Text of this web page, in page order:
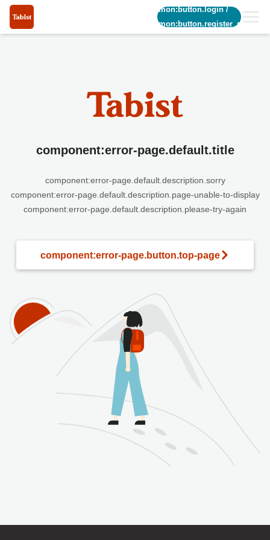
common:button.login/
common:button.register_short
component:error-page.default.title
component:error-page.default.description.sorry
component:error-page.default.description.page-unable-to-display
component:error-page.default.description.please-try-again
component:error-page.button.top-page